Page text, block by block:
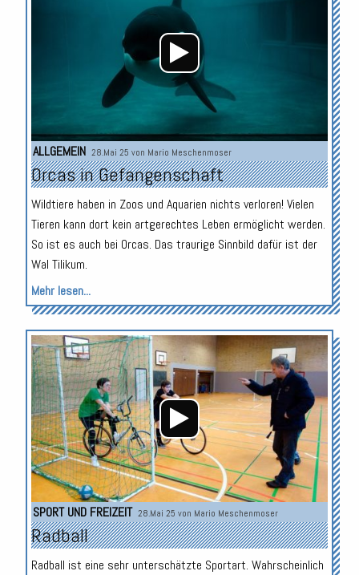
ALLGEMEIN 28.Mai 25 von Mario Meschenmoser
Orcas in Gefangenschaft
Wildtiere haben in Zoos und Aquarien nichts verloren! Vielen
Tieren kann dort kein artgerechtes Leben ermöglicht werden.
So ist es auch bei Orcas. Das traurige Sinnbild dafür ist der
Wal Tilikum.
Mehr lesen...
Audio-
Player
SPORT UND FREIZEIT 28.Mai 25 von Mario Meschenmoser
Radball
Radball ist eine sehr unterschätzte Sportart. Wahrscheinlich